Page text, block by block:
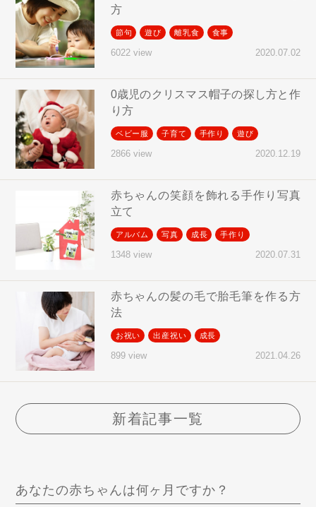
方
節句 遊び 離乳食 食事
6022 view 2020.07.02
0歳児のクリスマス帽子の探し方と作
り方
ベビー服 子育て 手作り 遊び
2866 view 2020.12.19
赤ちゃんの笑顔を飾れる手作り写真
立て
アルバム 写真 成長 手作り
1348 view 2020.07.31
赤ちゃんの髪の毛で胎毛筆を作る方
法
お祝い 出産祝い 成長
899 view 2021.04.26
新着記事一覧
あなたの赤ちゃんは何ヶ月ですか？